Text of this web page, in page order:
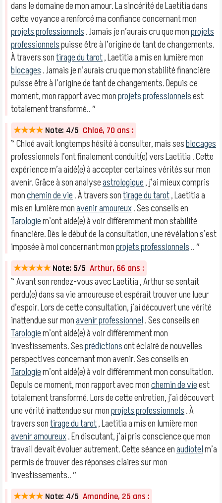
dans le domaine de mon amour. La sincérité de Laetitia dans
cette voyance a renforcé ma confiance concernant mon
projets professionnels. Jamais je n’aurais cru que monprojets
professionnelspuisse être à l’origine de tant de changements.
À travers sontirage du tarot, Laetitia a mis en lumière mon
blocages. Jamais je n’aurais cru que mon stabilité financière
puisse être à l’origine de tant de changements. Depuis ce
moment, mon rapport avec monprojets professionnelsest
totalement transformé.. ″
★★★★ Note: 4/5 Chloé, 70 ans :
‶ Chloé avait longtemps hésité à consulter, mais sesblocages
professionnels l’ont finalement conduit(e) vers Laetitia . Cette
expérience m’a aidé(e) à accepter certaines vérités sur mon
avenir. Grâce à son analyseastrologique, j’ai mieux compris
monchemin de vie. À travers sontirage du tarot, Laetitia a
mis en lumière monavenir amoureux. Ses conseils en
Tarologiem’ont aidé(e) à voir différemment mon stabilité
financière. Dès le début de la consultation, une révélation s’est
imposée à moi concernant monprojets professionnels.. ″
★★★★★ Note: 5/5 Arthur, 66 ans :
‶ Avant son rendez-vous avec Laetitia , Arthur se sentait
perdu(e) dans sa vie amoureuse et espérait trouver une lueur
d’espoir. Lors de cette consultation, j’ai découvert une vérité
inattendue sur monavenir professionnel. Ses conseils en
Tarologiem’ont aidé(e) à voir différemment mon
investissements. Sesprédictionsont éclairé de nouvelles
perspectives concernant mon avenir. Ses conseils en
Tarologiem’ont aidé(e) à voir différemment mon consultation.
Depuis ce moment, mon rapport avec monchemin de vieest
totalement transformé. Lors de cette entretien, j’ai découvert
une vérité inattendue sur monprojets professionnels. À
travers sontirage du tarot, Laetitia a mis en lumière mon
avenir amoureux. En discutant, j’ai pris conscience que mon
travail devait évoluer autrement. Cette séance enaudiotelm’a
permis de trouver des réponses claires sur mon
investissements.. ″
★★★★ Note: 4/5 Amandine, 25 ans :